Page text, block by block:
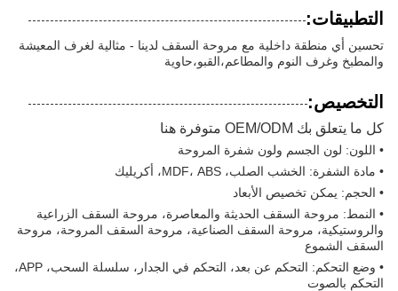
التطبيقات:
تحسين أي منطقة داخلية مع مروحة السقف لدينا - مثالية لغرف المعيشة
والمطبخ وغرف النوم والمطاعم،القبو،حاوية
التخصيص:
كل ما يتعلق بك OEM/ODM متوفرة هنا
• اللون: لون الجسم ولون شفرة المروحة
• مادة الشفرة: الخشب الصلب، MDF، ABS، أكريليك
• الحجم: يمكن تخصيص الأبعاد
• النمط: مروحة السقف الحديثة والمعاصرة، مروحة السقف الزراعية
والروستيكية، مروحة السقف الصناعية، مروحة السقف المروحة، مروحة
السقف الشموع
• وضع التحكم: التحكم عن بعد، التحكم في الجدار، سلسلة السحب، APP،
التحكم بالصوت